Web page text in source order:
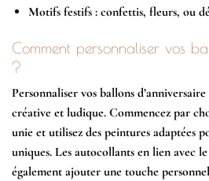
Motifs festifs : confettis, fleurs, ou
Comment personnaliser vos
?
Personnaliser vos ballons
créative et ludique. Commencez par
unie et utilisez des peintures adaptées
uniques. Les autocollants en lien avec
également ajouter une touche